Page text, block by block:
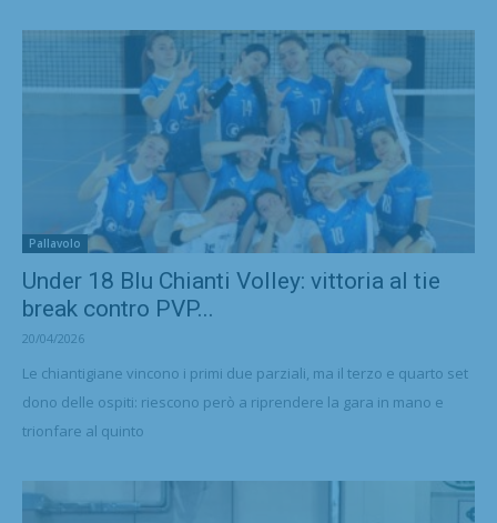
Pallavolo
Under 18 Blu Chianti Volley: vittoria al tie
break contro PVP...
20/04/2026
Le chiantigiane vincono i primi due parziali, ma il terzo e quarto set
dono delle ospiti: riescono però a riprendere la gara in mano e
trionfare al quinto